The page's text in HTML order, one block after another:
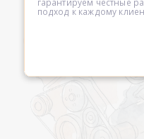
гарантируем честные
подход к каждому